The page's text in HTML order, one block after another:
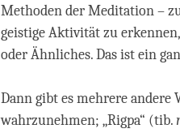
Methoden der Meditation –
geistige Aktivität zu
oder Ähnliches. Das ist ein
Dann gibt es mehrere andere
wahrzunehmen; „Rigpa“ (tib.